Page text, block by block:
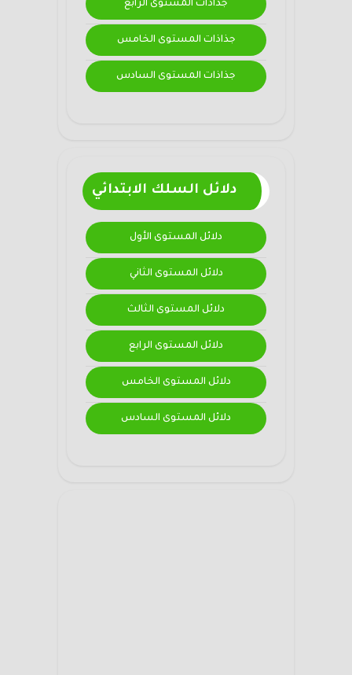
جذاذات المستوى الرابع
جذاذات المستوى الخامس
جذاذات المستوى السادس
دلائل السلك الابتدائي
دلائل المستوى الأول
دلائل المستوى الثاني
دلائل المستوى الثالث
دلائل المستوى الرابع
دلائل المستوى الخامس
دلائل المستوى السادس